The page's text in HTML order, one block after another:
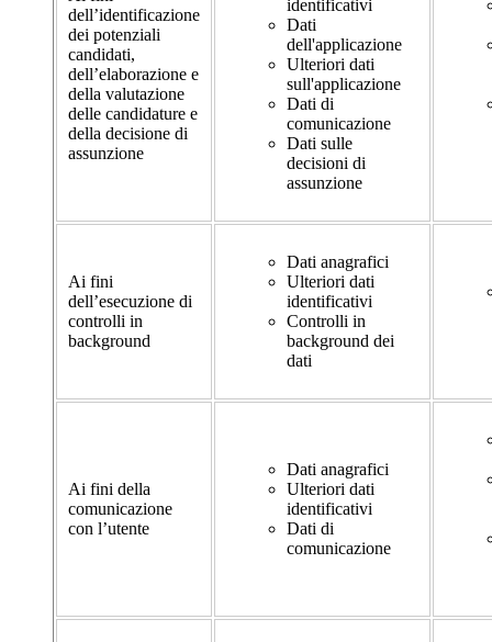
dell’identificazione
dei potenziali
candidati,
dell’elaborazione e
della valutazione
delle candidature e
della decisione di
assunzione
identificativi
Dati
dell'applicazione
Ulteriori dati
sull'applicazione
Dati di
comunicazione
Dati sulle
decisioni di
assunzione
Ai fini
dell’esecuzione di
controlli in
background
Dati anagrafici
Ulteriori dati
identificativi
Controlli in
background dei
dati
Ai fini della
comunicazione
con l’utente
Dati anagrafici
Ulteriori dati
identificativi
Dati di
comunicazione